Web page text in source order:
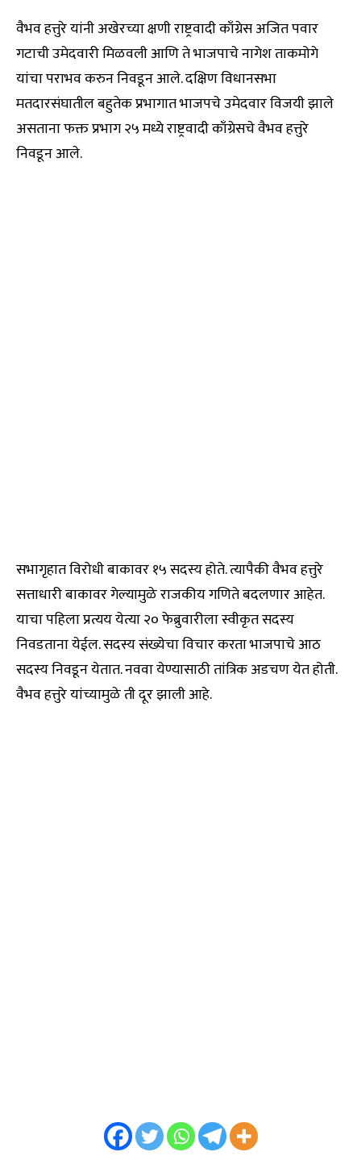
वैभव हत्तुरे यांनी अखेरच्या क्षणी राष्ट्रवादी काँग्रेस अजित पवार
गटाची उमेदवारी मिळवली आणि ते भाजपाचे नागेश ताकमोगे
यांचा पराभव करुन निवडून आले. दक्षिण विधानसभा
मतदारसंघातील बहुतेक प्रभागात भाजपचे उमेदवार विजयी झाले
असताना फक्त प्रभाग २५ मध्ये राष्ट्रवादी काँग्रेसचे वैभव हत्तुरे
निवडून आले.
सभागृहात विरोधी बाकावर १५ सदस्य होते. त्यापैकी वैभव हत्तुरे
सत्ताधारी बाकावर गेल्यामुळे राजकीय गणिते बदलणार आहेत.
याचा पहिला प्रत्यय येत्या २० फेब्रुवारीला स्वीकृत सदस्य
निवडताना येईल. सदस्य संख्येचा विचार करता भाजपाचे आठ
सदस्य निवडून येतात. नववा येण्यासाठी तांत्रिक अडचण येत होती.
वैभव हत्तुरे यांच्यामुळे ती दूर झाली आहे.